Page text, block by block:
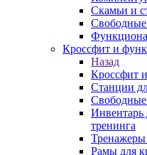
Скамьи и
Свободные
Кроссфит и
Назад
Кроссфит
Станции
Свободные
Инвентарь
тренинга
Тренажеры
Рамы для